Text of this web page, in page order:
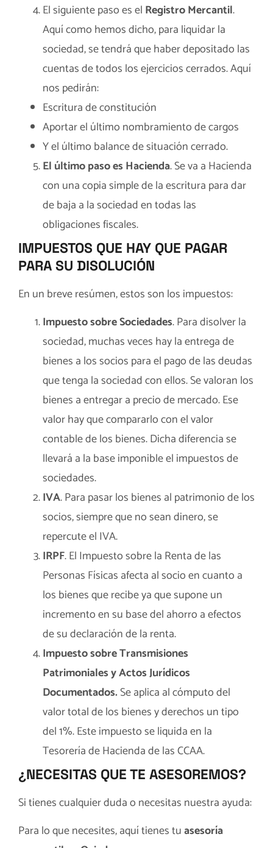
El siguiente paso es el Registro Mercantil.
Aquí como hemos dicho, para liquidar la
sociedad, se tendrá que haber depositado las
cuentas de todos los ejercicios cerrados. Aquí
nos pedirán:
Escritura de constitución
Aportar el último nombramiento de cargos
Y el último balance de situación cerrado.
El último paso es Hacienda. Se va a Hacienda
con una copia simple de la escritura para dar
de baja a la sociedad en todas las
obligaciones fiscales.
IMPUESTOS QUE HAY QUE PAGAR
PARA SU DISOLUCIÓN
En un breve resúmen, estos son los impuestos:
Impuesto sobre Sociedades. Para disolver la
sociedad, muchas veces hay la entrega de
bienes a los socios para el pago de las deudas
que tenga la sociedad con ellos. Se valoran los
bienes a entregar a precio de mercado. Ese
valor hay que compararlo con el valor
contable de los bienes. Dicha diferencia se
llevará a la base imponible el impuestos de
sociedades.
IVA. Para pasar los bienes al patrimonio de los
socios, siempre que no sean dinero, se
repercute el IVA.
IRPF. El Impuesto sobre la Renta de las
Personas Físicas afecta al socio en cuanto a
los bienes que recibe ya que supone un
incremento en su base del ahorro a efectos
de su declaración de la renta.
Impuesto sobre Transmisiones
Patrimoniales y Actos Jurídicos
Documentados.Se aplica al cómputo del
valor total de los bienes y derechos un tipo
del 1%. Este impuesto se liquida en la
Tesorería de Hacienda de las CCAA.
¿NECESITAS QUE TE ASESOREMOS?
Si tienes cualquier duda o necesitas nuestra ayuda:
Para lo que necesites, aquí tienes tuasesoría